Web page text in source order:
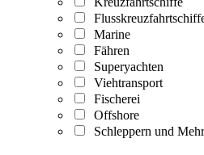
Marine
Fähren
Superyachten
Viehtransport
Fischerei
Offshore
Schleppern und